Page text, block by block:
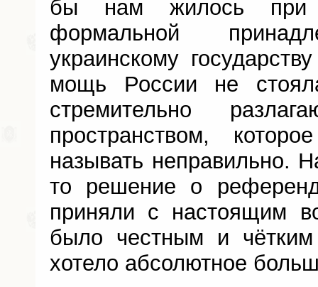
бы нам жилось при
формальной
украинскому
мощь России не
стремительно
пространством,
называть неправильно.
то решение о
приняли с настоящим
было честным и
хотело абсолютное